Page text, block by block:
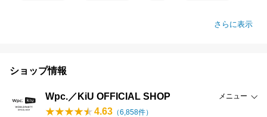
さらに表示
ショップ情報
Wpc.／KiU OFFICIAL SHOP メニュー
4.63 （6,858件）